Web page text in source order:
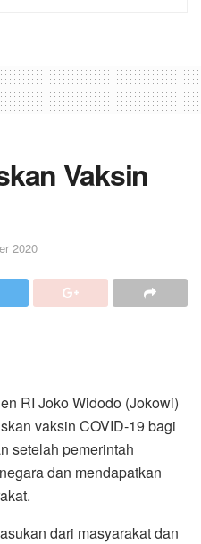
Vaksin
2020
RI Joko Widodo (Jokowi)
vaksin COVID-19 bagi
setelah pemerintah
dan mendapatkan
dari masyarakat dan